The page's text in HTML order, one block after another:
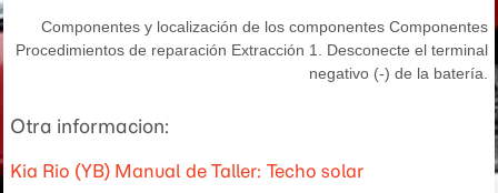
Componentes y localización de los componentes Componentes
Procedimientos de reparación Extracción 1. Desconecte el terminal
negativo (-) de la batería.
Otra informacion:
Kia Rio (YB) Manual de Taller: Techo solar